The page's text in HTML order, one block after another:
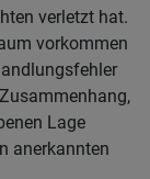
verletzt hat.
vorkommen
Lage
anerkannten